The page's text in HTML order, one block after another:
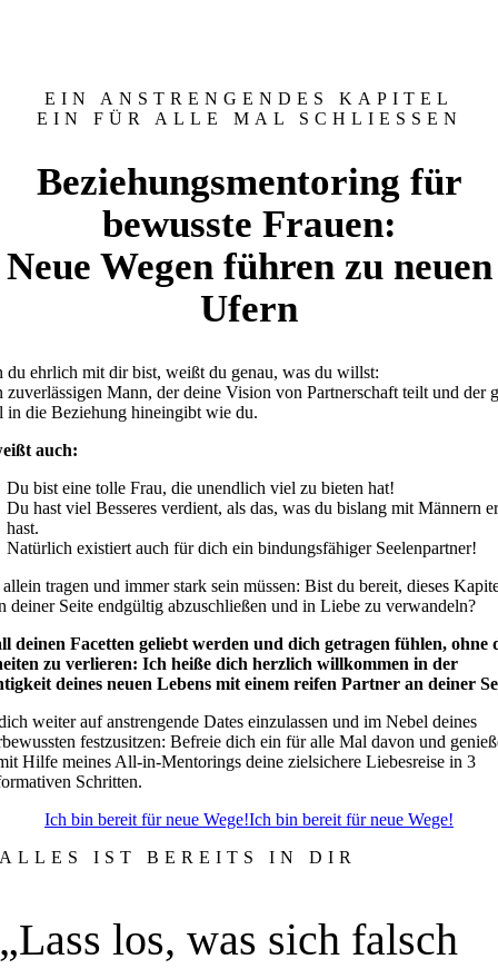
EIN ANSTRENGENDES KAPITEL
EIN FÜR ALLE MAL SCHLIESSEN
Beziehungsmentoring für
bewusste Frauen:
Neue Wegen führen zu neuen
Ufern
du ehrlich mit dir bist, weißt du genau, was du willst:
zuverlässigen Mann, der deine Vision von Partnerschaft teilt und der
in die Beziehung hineingibt wie du.
auch:
Du bist eine tolle Frau, die unendlich viel zu bieten hat!
Du hast viel Besseres verdient, als das, was du bislang mit Männern
hast.
Natürlich existiert auch für dich ein bindungsfähiger Seelenpartner!
tragen und immer stark sein müssen: Bist du bereit, dieses
deiner Seite endgültig abzuschließen und in Liebe zu verwandeln?
deinen Facetten geliebt werden und dich getragen fühlen, ohne
zu verlieren: Ich heiße dich herzlich willkommen in der
deines neuen Lebens mit einem reifen Partner an deiner
weiter auf anstrengende Dates einzulassen und im Nebel deines
festzusitzen: Befreie dich ein für alle Mal davon und
Hilfe meines All-in-Mentorings deine zielsichere Liebesreise in 3
Schritten.
Ich bin bereit für neue Wege!Ich bin bereit für neue Wege!
ALLES IST BEREITS IN DIR
„Lass los, was sich falsch